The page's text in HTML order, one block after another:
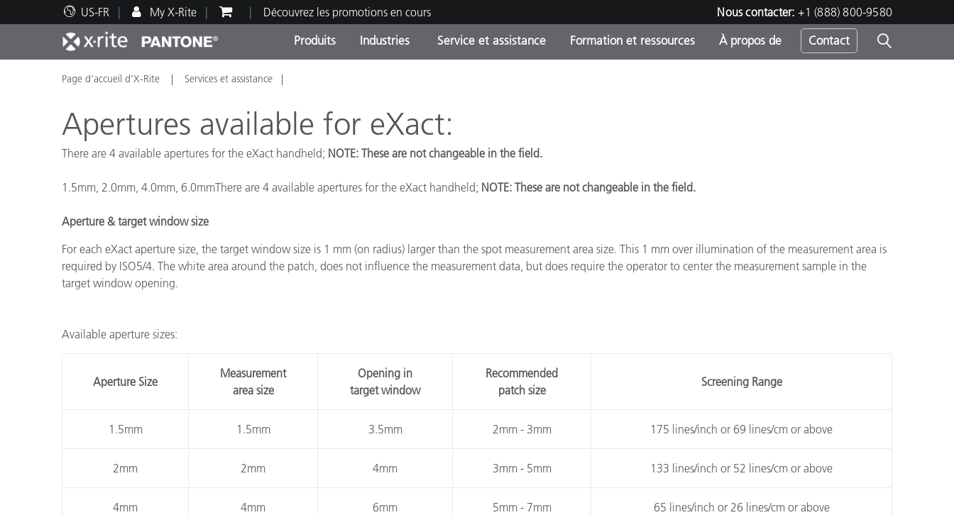
US-FR My X-Rite Découvrez les promotions en cours Nous contacter: +1 (888) 800-9580
Produits
Top Produits
Online Store
Industries
Impression et Emballage
Automobile
Plastiques
Emballés
Food Color Measurement
Matériaux de Construction
Service et assistance
Assistance technique
Formation et ressources
Ressources éducatives
Brand Experience Center
À propos de Contact
Page d’accueil d’X-Rite Services et assistance
Apertures available for eXact:
There are 4 available apertures for the eXact handheld; NOTE: These are not changeable in the field.
1.5mm, 2.0mm, 4.0mm, 6.0mmThere are 4 available apertures for the eXact handheld; NOTE: These are not changeable in the field.
Aperture & target window size
For each eXact aperture size, the target window size is 1 mm (on radius) larger than the spot measurement area size. This 1 mm over illumination of the measurement area is
required by ISO5/4. The white area around the patch, does not influence the measurement data, but does require the operator to center the measurement sample in the
target window opening.
Available aperture sizes:
Aperture Size
Measurement
area size
Opening in
target window
Recommended
patch size
Screening Range
1.5mm 1.5mm 3.5mm 2mm - 3mm 175 lines/inch or 69 lines/cm or above
2mm 2mm 4mm 3mm - 5mm 133 lines/inch or 52 lines/cm or above
4mm 4mm 6mm 5mm - 7mm 65 lines/inch or 26 lines/cm or above